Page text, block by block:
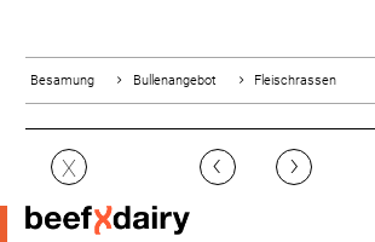
Besamung Bullenangebot Fleischrassen
X ‹ ›